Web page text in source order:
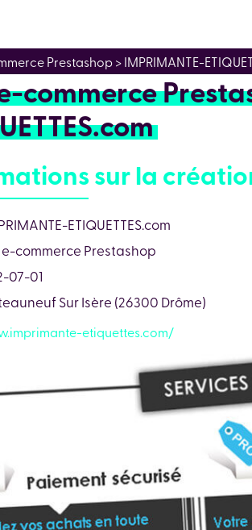
Prestashop > IMPRIMANTE-
commerce
sur la
ETIQUETTES.com
e-commerce Prestashop
07-01
Sur Isère (26300 Drôme)
etiquettes.com/